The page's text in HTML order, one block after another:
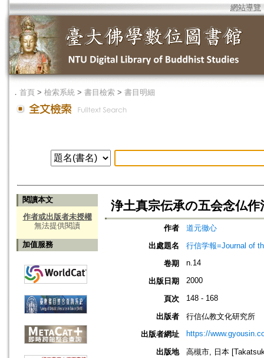
網站導覽
． 首頁 > 檢索系統 > 書目檢索 > 書目明細
閱讀本文
作者或出版者未授權
無法提供閱讀
加值服務
浄土真宗伝承の五会念仏作
作者
道元徹心
出處題名
行信学報=Journal of
卷期
n.14
出版日期 2000
頁次 148 - 168
出版者
行信仏教文化研究所
出版者網址
https://
出版地
高槻市, 日本